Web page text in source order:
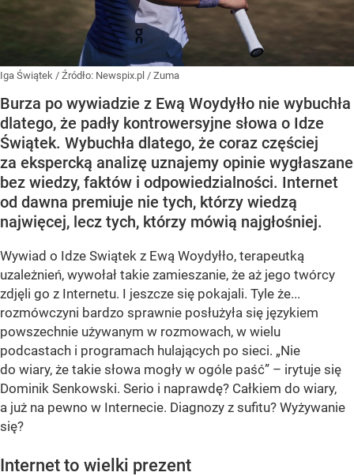
Iga Świątek / Źródło: Newspix.pl / Zuma
Burza po wywiadzie z Ewą Woydyłło nie wybuchła
dlatego, że padły kontrowersyjne słowa o Idze
Świątek. Wybuchła dlatego, że coraz częściej
za ekspercką analizę uznajemy opinie wygłaszane
bez wiedzy, faktów i odpowiedzialności. Internet
od dawna premiuje nie tych, którzy wiedzą
najwięcej, lecz tych, którzy mówią najgłośniej.
Wywiad o Idze Swiątek z Ewą Woydyłło, terapeutką
uzależnień, wywołał takie zamieszanie, że aż jego twórcy
zdjęli go z Internetu. I jeszcze się pokajali. Tyle że...
rozmówczyni bardzo sprawnie posłużyła się językiem
powszechnie używanym w rozmowach, w wielu
podcastach i programach hulających po sieci. „Nie
do wiary, że takie słowa mogły w ogóle paść” – irytuje się
Dominik Senkowski. Serio i naprawdę? Całkiem do wiary,
a już na pewno w Internecie. Diagnozy z sufitu? Wyżywanie
się?
Internet to wielki prezent